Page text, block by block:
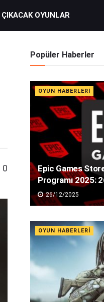
ÇIKACAK OYUNLAR
0
Popüler Haberler
OYUN HABERLERI
Epic Games
Programı 2025:
26/12/2025
OYUN HABERLERI